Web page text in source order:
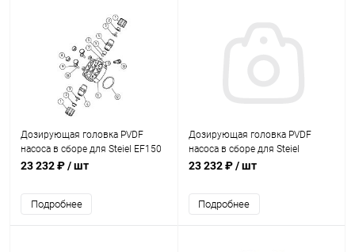
Дозирующая головка PVDF
насоса в сборе для Steiel EF150
2л/ч (97002100/PGV)
23 232 ₽/ шт
Подробнее
Дозирующая головка PVDF
насоса в сборе для Steiel
EF150/158/162/163/300
23 232 ₽/ шт
Подробнее